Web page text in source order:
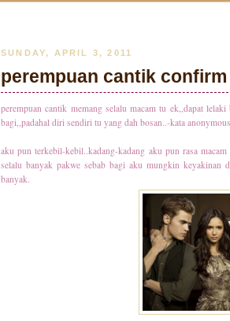
SUNDAY, APRIL 3, 2011
perempuan cantik confirm
perempuan cantik memang selalu macam tu ek,,dapat
bagi,,padahal diri sendiri tu yang dah bosan..-kata
aku pun terkebil-kebil..kadang-kadang aku pun rasa
selalu banyak pakwe sebab bagi aku mungkin
banyak.